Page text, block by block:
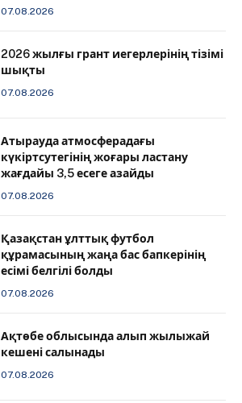
07.08.2026
2026 жылғы грант иегерлерінің тізімі
шықты
07.08.2026
Атырауда атмосферадағы
күкіртсутегінің жоғары ластану
жағдайы 3,5 есеге азайды
07.08.2026
Қазақстан ұлттық футбол
құрамасының жаңа бас бапкерінің
есімі белгілі болды
07.08.2026
Ақтөбе облысында алып жылыжай
кешені салынады
07.08.2026